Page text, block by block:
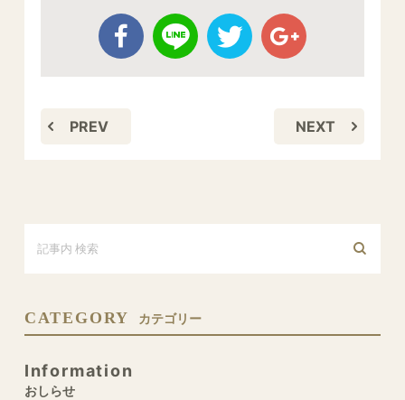
PREV NEXT
CATEGORY カテゴリー
Information
おしらせ